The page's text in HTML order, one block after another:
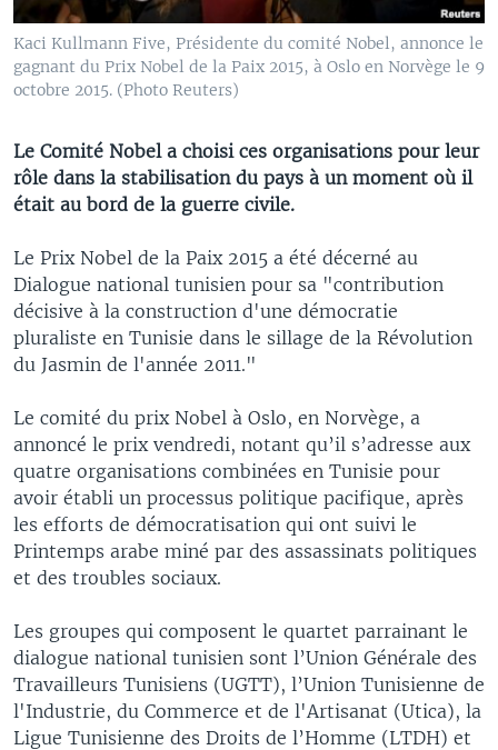
Kaci Kullmann Five, Présidente du comité Nobel, annonce le
gagnant du Prix Nobel de la Paix 2015, à Oslo en Norvège le 9
octobre 2015. (Photo Reuters)
Le Comité Nobel a choisi ces organisations pour leur
rôle dans la stabilisation du pays à un moment où il
était au bord de la guerre civile.
Le Prix Nobel de la Paix 2015 a été décerné au
Dialogue national tunisien pour sa "contribution
décisive à la construction d'une démocratie
pluraliste en Tunisie dans le sillage de la Révolution
du Jasmin de l'année 2011."
Le comité du prix Nobel à Oslo, en Norvège, a
annoncé le prix vendredi, notant qu’il s’adresse aux
quatre organisations combinées en Tunisie pour
avoir établi un processus politique pacifique, après
les efforts de démocratisation qui ont suivi le
Printemps arabe miné par des assassinats politiques
et des troubles sociaux.
Les groupes qui composent le quartet parrainant le
dialogue national tunisien sont l’Union Générale des
Travailleurs Tunisiens (UGTT), l’Union Tunisienne de
l'Industrie, du Commerce et de l'Artisanat (Utica), la
Ligue Tunisienne des Droits de l’Homme (LTDH) et